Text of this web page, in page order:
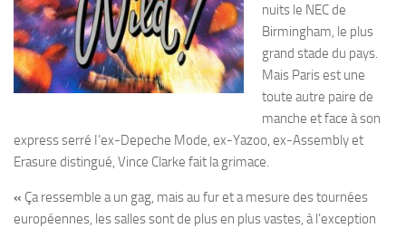
nuits le NEC de
Birmingham, le plus
grand stade du pays.
Mais Paris est une
toute autre paire de
manche et face à son
express serré I’ex-Depeche Mode, ex-Yazoo, ex-Assembly et
Erasure distingué, Vince Clarke fait la grimace.
« Ça ressemble a un gag, mais au fur et a mesure des tournées
européennes, les salles sont de plus en plus vastes, à l’exception